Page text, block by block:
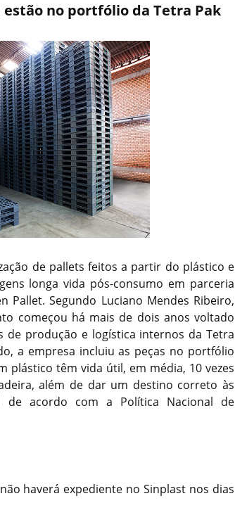
no portfólio da Tetra Pak
de pallets feitos a partir do plástico e
longa vida pós-consumo em parceria
Pallet. Segundo Luciano Mendes Ribeiro,
começou há mais de dois anos voltado
de produção e logística internos da Tetra
a empresa incluiu as peças no portfólio
plástico têm vida útil, em média, 10 vezes
além de dar um destino correto às
de acordo com a Política Nacional de
haverá expediente no Sinplast nos dias